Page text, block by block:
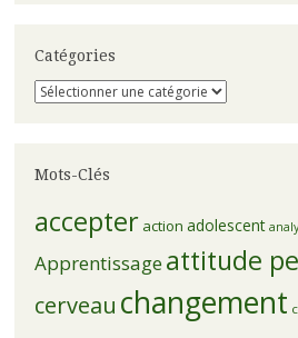
Catégories
Catégories
Mots-Clés
accepter action adolescent
Apprentissage attitude
cerveau changement